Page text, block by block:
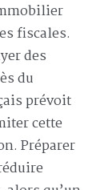
fiscales.
des
du
prévoit
cette
Préparer